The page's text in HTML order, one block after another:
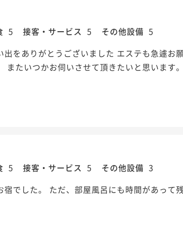
5 接客・サービス 5 その他設備 5
をありがとうございました エステも急遽お
またいつかお伺いさせて頂きたいと思います。
5 接客・サービス 5 その他設備 3
でした。 ただ、部屋風呂にも時間があって残